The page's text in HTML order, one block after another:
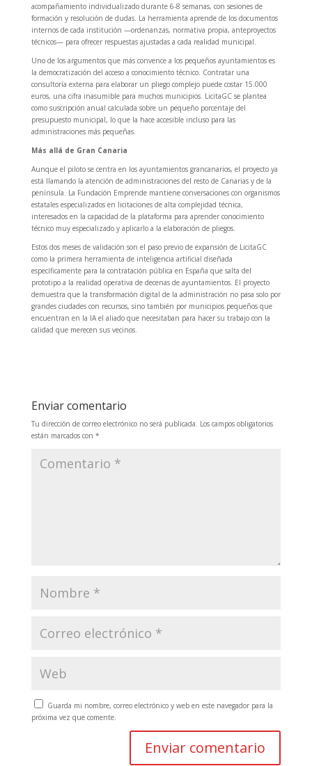
acompañamiento individualizado durante 6-8 semanas, con sesiones de
formación y resolución de dudas. La herramienta aprende de los documentos
internos de cada institución —ordenanzas, normativa propia, anteproyectos
técnicos— para ofrecer respuestas ajustadas a cada realidad municipal.
Uno de los argumentos que más convence a los pequeños ayuntamientos es
la democratización del acceso a conocimiento técnico. Contratar una
consultoría externa para elaborar un pliego complejo puede costar 15.000
euros, una cifra inasumible para muchos municipios. LicitaGC se plantea
como suscripción anual calculada sobre un pequeño porcentaje del
presupuesto municipal, lo que la hace accesible incluso para las
administraciones más pequeñas.
Más allá de Gran Canaria
Aunque el piloto se centra en los ayuntamientos grancanarios, el proyecto ya
está llamando la atención de administraciones del resto de Canarias y de la
península. La Fundación Emprende mantiene conversaciones con organismos
estatales especializados en licitaciones de alta complejidad técnica,
interesados en la capacidad de la plataforma para aprender conocimiento
técnico muy especializado y aplicarlo a la elaboración de pliegos.
Estos dos meses de validación son el paso previo de expansión de LicitaGC
como la primera herramienta de inteligencia artificial diseñada
específicamente para la contratación pública en España que salta del
prototipo a la realidad operativa de decenas de ayuntamientos. El proyecto
demuestra que la transformación digital de la administración no pasa solo por
grandes ciudades con recursos, sino también por municipios pequeños que
encuentran en la IA el aliado que necesitaban para hacer su trabajo con la
calidad que merecen sus vecinos.
Enviar comentario
Tu dirección de correo electrónico no será publicada. Los campos obligatorios
están marcados con *
Guarda mi nombre, correo electrónico y web en este navegador para la
próxima vez que comente.